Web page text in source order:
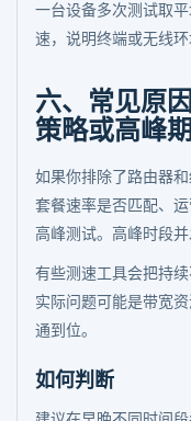
一台设备多次测试取
速，说明终端或无线环
六、常见原
策略或高峰
如果你排除了路由器
套餐速率是否匹配、
高峰测试。高峰时段
有些测速工具会把持
实际问题可能是带宽
通到位。
如何判断